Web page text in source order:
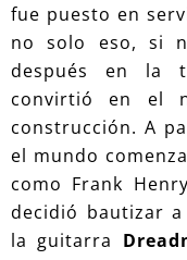
fue puesto en
no solo eso, si
después en la
convirtió en el
construcción. A
el mundo
como Frank
decidió bautizar
la guitarra